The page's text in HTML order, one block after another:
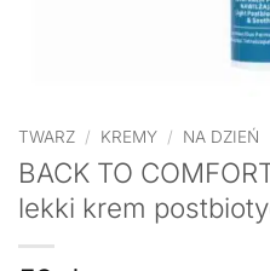
TWARZ / KREMY / NA DZIEŃ
BACK TO
lekki krem